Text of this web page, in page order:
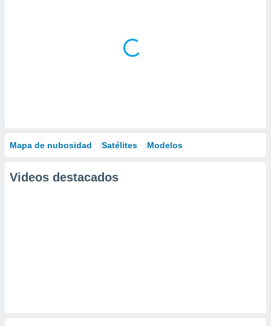
Mapa de nubosidad Satélites Modelos
Videos destacados